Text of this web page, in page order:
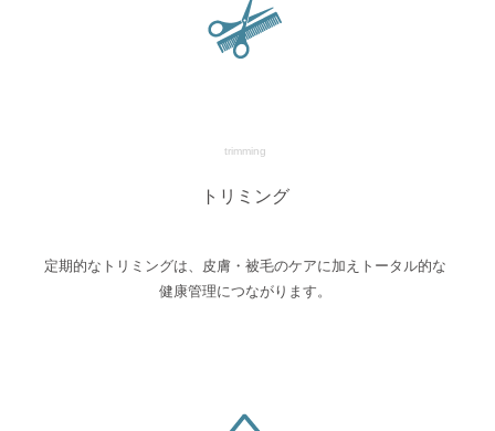
trimming
トリミング
定期的なトリミングは、皮膚・被毛のケアに加えトータル的な
健康管理につながります。